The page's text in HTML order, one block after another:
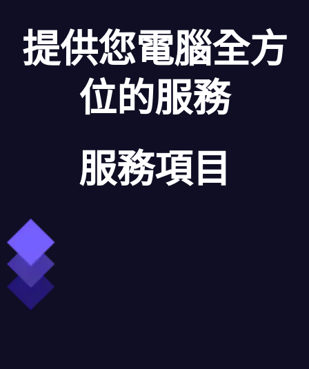
提供您電腦全方
位的服務
服務項目